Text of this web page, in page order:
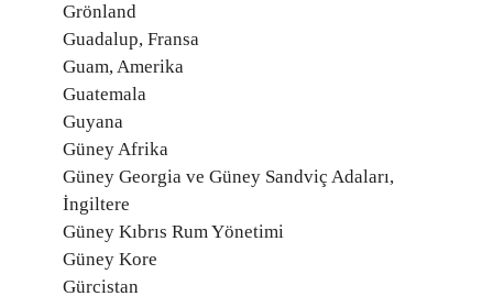
Grönland
Guadalup, Fransa
Guam, Amerika
Guatemala
Guyana
Güney Afrika
Güney Georgia ve Güney Sandviç Adaları,
İngiltere
Güney Kıbrıs Rum Yönetimi
Güney Kore
Gürcistan